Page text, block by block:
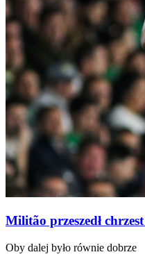
Militão przeszedł
Oby dalej było równie dobrze